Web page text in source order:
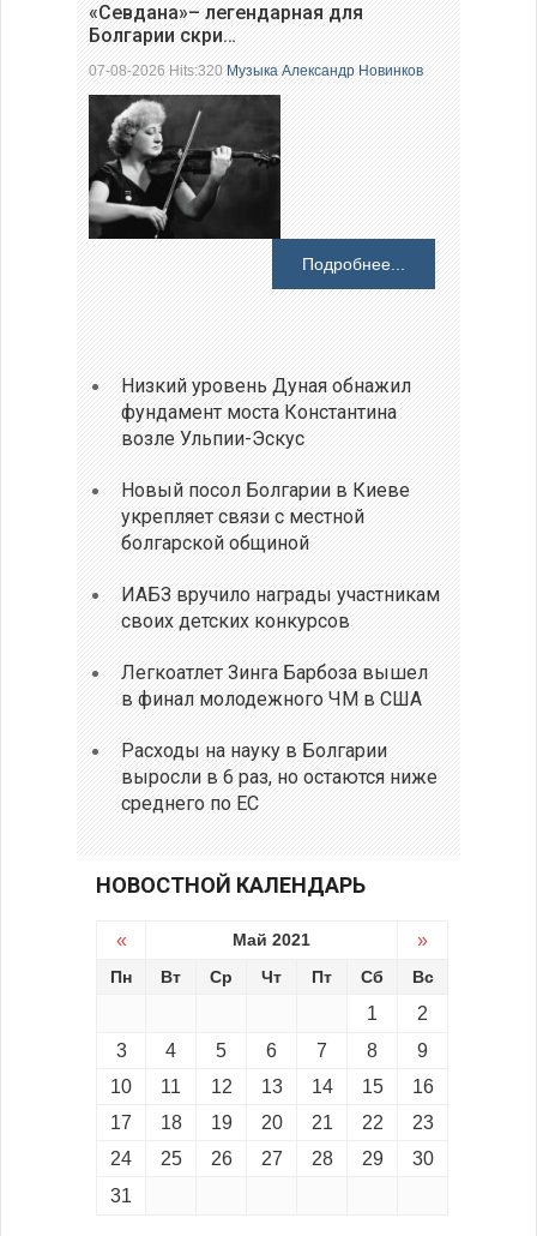
«Севдана»– легендарная для
Болгарии скри…
07-08-2026 Hits:320Музыка Александр Новинков
Подробнее...
Низкий уровень Дуная обнажил
фундамент моста Константина
возле Ульпии-Эскус
Новый посол Болгарии в Киеве
укрепляет связи с местной
болгарской общиной
ИАБЗ вручило награды участникам
своих детских конкурсов
Легкоатлет Зинга Барбоза вышел
в финал молодежного ЧМ в США
Расходы на науку в Болгарии
выросли в 6 раз, но остаются ниже
среднего по ЕС
НОВОСТНОЙ КАЛЕНДАРЬ
« Май 2021 »
Пн Вт Ср Чт Пт Сб Вс
1
2
3
4 5 6 7 8
9
10
11 12 13 14 15
16
17
18 19 20 21 22
23
24
25 26 27 28 29
30
31